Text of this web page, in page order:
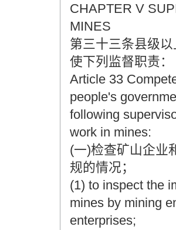
CHAPTER V
MINES
第三十三条县级
使下列监督职责：
Article 33
people's
following
work in mines:
(一)检查矿山企业
规的情况；
(1) to inspect the
mines by mining
enterprises;